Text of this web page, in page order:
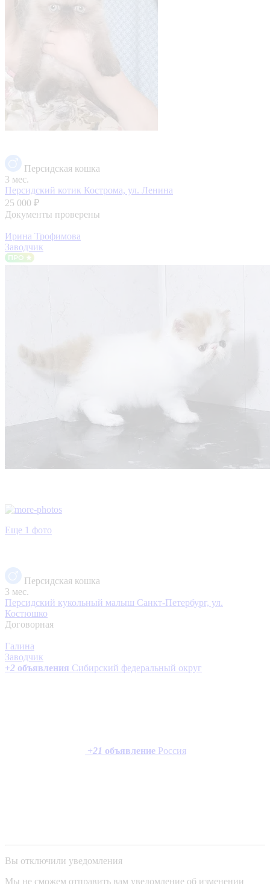
Персидская кошка
3 мес.
Персидский котик Кострома, ул. Ленина
25 000 ₽
Документы проверены
Ирина Трофимова
Заводчик
Еще 1 фото
Персидская кошка
3 мес.
Персидский кукольный малыш Санкт-Петербург, ул.
Костюшко
Договорная
Галина
Заводчик
+2 объявления Сибирский федеральный округ
+21 объявление Россия
Вы отключили уведомления
Мы не сможем отправить вам уведомление об изменении